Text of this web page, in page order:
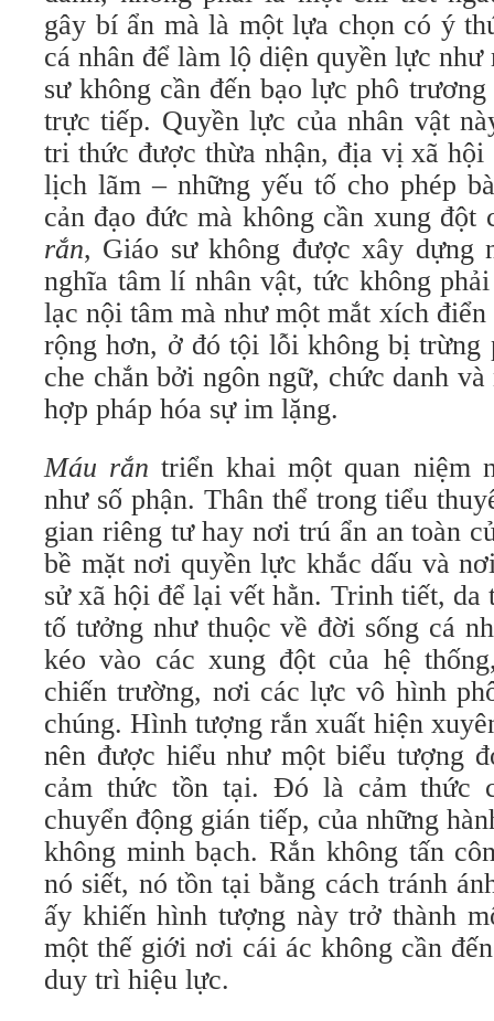
gây bí ẩn mà là một lựa chọn có ý
cá nhân để làm lộ diện quyền lực
sư không cần đến bạo lực phô
trực tiếp. Quyền lực của nhân vật
tri thức được thừa nhận, địa vị xã hội
lịch lãm – những yếu tố cho phép
cản đạo đức mà không cần xung
rắn, Giáo sư không được xây dựng
nghĩa tâm lí nhân vật, tức không
lạc nội tâm mà như một mắt xích
rộng hơn, ở đó tội lỗi không bị trừng
che chắn bởi ngôn ngữ, chức danh
hợp pháp hóa sự im lặng.
Máu rắn triển khai một quan niệm
như số phận. Thân thể trong tiểu
gian riêng tư hay nơi trú ẩn an toàn
bề mặt nơi quyền lực khắc dấu và
sử xã hội để lại vết hằn. Trinh tiết,
tố tưởng như thuộc về đời sống cá
kéo vào các xung đột của hệ
chiến trường, nơi các lực vô hình
chúng. Hình tượng rắn xuất hiện
nên được hiểu như một biểu tượng
cảm thức tồn tại. Đó là cảm thức
chuyển động gián tiếp, của những
không minh bạch. Rắn không tấn
nó siết, nó tồn tại bằng cách tránh
ấy khiến hình tượng này trở thành
một thế giới nơi cái ác không cần
duy trì hiệu lực.